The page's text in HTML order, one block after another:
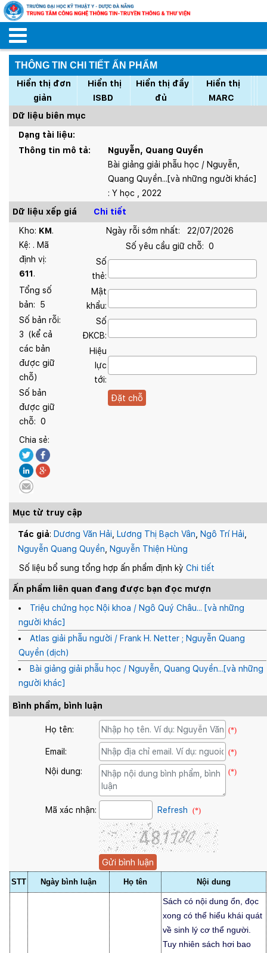
THÔNG TIN CHI TIẾT ẤN PHẨM
Hiển thị đơn
giản
Hiển thị
ISBD
Hiển thị đầy
đủ
Hiển thị
MARC
Dữ liệu biên mục
Dạng tài liệu:
Thông tin mô tả:
Nguyễn, Quang Quyền
Bài giảng giải phẫu học / Nguyễn,
Quang Quyền...[và những người khác]
: Y học , 2022
Dữ liệu xếp giá
Chi tiết
Kho: KM.
Kệ: . Mã
định vị:
611.
Tổng số
bản:
5
Số bản rỗi:
3 (kể cả
các bản
được giữ
chỗ)
Số bản
được giữ
chỗ: 0
Chia sẻ:
Ngày rỗi sớm nhất:
22/07/2026
Số yêu cầu giữ chỗ: 0
Số
thẻ:
Mật
khẩu:
Số
ĐKCB:
Hiệu
lực
tới:
Mục từ truy cập
Tác giả: Dương Văn Hải Lương Thị Bạch Vân Ngô Trí Hải
Nguyễn Quang Quyền
Nguyễn Thiện Hùng
Số liệu bổ sung tổng hợp ấn phẩm định kỳ Chi tiết
Ấn phẩm liên quan đang được bạn đọc mượn
Triệu chứng học Nội khoa / Ngô Quý Châu... [và những
người khác]
Atlas giải phẫu người / Frank H. Netter ; Nguyễn Quang
Quyền (dịch)
Bài giảng giải phẫu học / Nguyễn, Quang Quyền...[và những
người khác]
Bình phẩm, bình luận
Họ tên: (*)
Email: (*)
Nội dung: (*)
Mã xác nhận: Refresh (*)
STT Ngày bình luận Họ tên Nội dung
Sách có nội dung ổn, đọc
xong có thể hiểu khái quát
về sinh lý cơ thể người.
Tuy nhiên sách hơi bao